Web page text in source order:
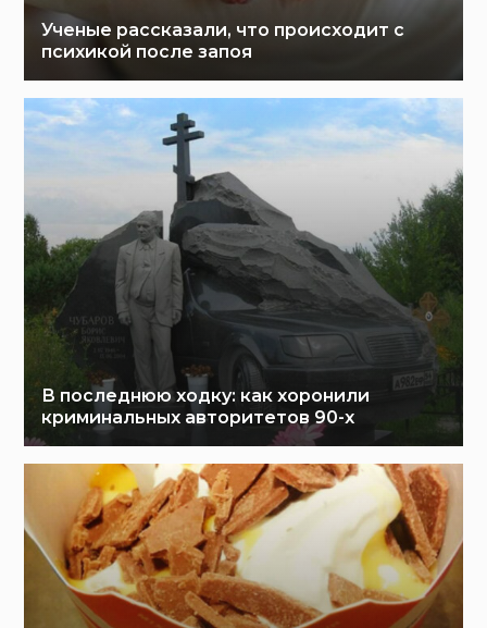
Ученые рассказали, что происходит с
психикой после запоя
В последнюю ходку: как хоронили
криминальных авторитетов 90-х